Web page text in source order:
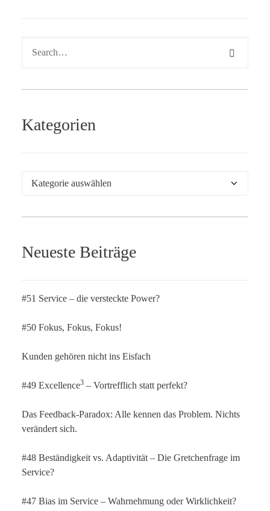
Kategorien
Kategorien
Neueste Beiträge
#51 Service – die versteckte Power?
#50 Fokus, Fokus, Fokus!
Kunden gehören nicht ins Eisfach
#49 Excellence3 – Vortrefflich statt perfekt?
Das Feedback-Paradox: Alle kennen das Problem. Nichts
verändert sich.
#48 Beständigkeit vs. Adaptivität – Die Gretchenfrage im
Service?
#47 Bias im Service – Wahrnehmung oder Wirklichkeit?